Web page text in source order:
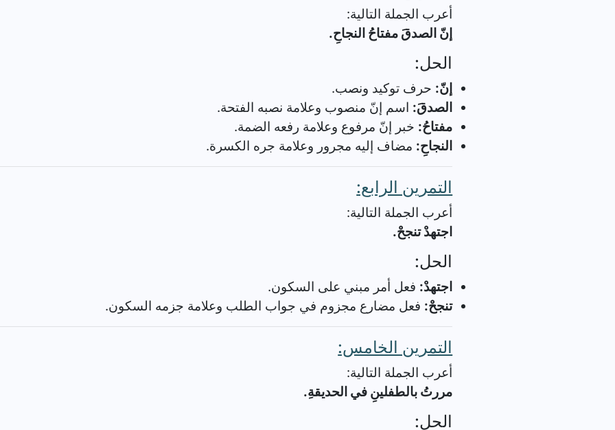
أعرب الجملة التالية:
إنّ الصدقَ مفتاحُ النجاحِ.
الحل:
إنّ: حرف توكيد ونصب.
الصدقَ: اسم إنّ منصوب وعلامة نصبه الفتحة.
مفتاحُ: خبر إنّ مرفوع وعلامة رفعه الضمة.
النجاحِ: مضاف إليه مجرور وعلامة جره الكسرة.
التمرين الرابع:
أعرب الجملة التالية:
اجتهدْ تنجحْ.
الحل:
اجتهدْ: فعل أمر مبني على السكون.
تنجحْ: فعل مضارع مجزوم في جواب الطلب وعلامة جزمه السكون.
التمرين الخامس:
أعرب الجملة التالية:
مررتُ بالطفلينِ في الحديقةِ.
الحل: